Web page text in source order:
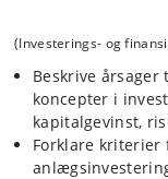
(Investerings- og
Beskrive
koncepter i
kapitalgevinst,
Forklare kriterier